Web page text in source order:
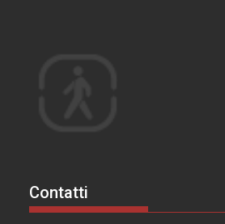
Contatti